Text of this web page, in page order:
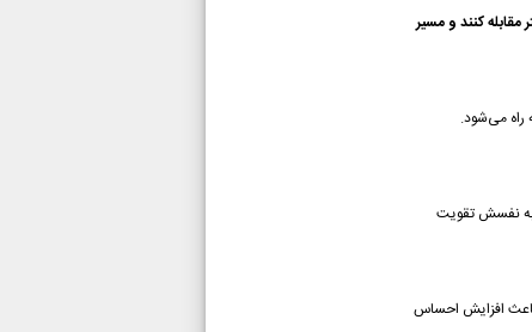
کنند و مسیر
می‌شود.
به نفسش تقویت
باعث افزایش احساس